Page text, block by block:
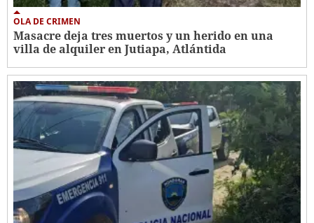
OLA DE CRIMEN
Masacre deja tres muertos y un herido en una
villa de alquiler en Jutiapa, Atlántida